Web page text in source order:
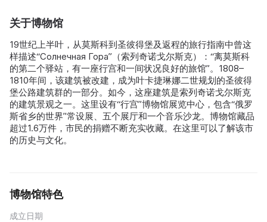
关于博物馆
19世纪上半叶，从莫斯科到圣彼得堡及返程的旅行指南中曾这
样描述“Солнечная Гора”（索列奇诺戈尔斯克）：“离莫斯科
的第二个驿站，有一座行宫和一间状况良好的旅馆”。1808–
1810年间，该建筑被改建，成为叶卡捷琳娜二世规划的圣彼得
堡公路建筑群的一部分。如今，这座建筑是索列奇诺戈尔斯克
的建筑景观之一。这里设有“行宫”博物馆展览中心，包含“俄罗
斯省乡的世界”常设展、五个展厅和一个音乐沙龙。博物馆藏品
超过1.6万件，市民的捐赠不断充实收藏。在这里可以了解该市
的历史与文化。
博物馆特色
成立日期